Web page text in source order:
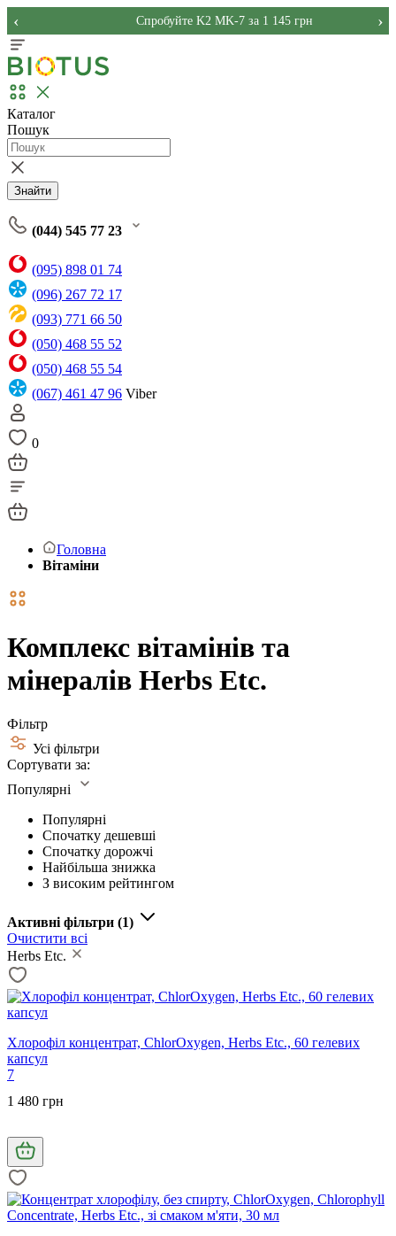
Спробуйте K2 MK-7 за 1 145 грн
‹ ›
Каталог
Пошук
Знайти
(044) 545 77 23
(095) 898 01 74
(096) 267 72 17
(093) 771 66 50
(050) 468 55 52
(050) 468 55 54
(067) 461 47 96 Viber
0
Головна
Вітаміни
Комплекс вітамінів та
мінералів Herbs Etc.
Фільтр
Усі фільтри
Сортувати за:
Популярні
Популярні
Спочатку дешевші
Спочатку дорожчі
Найбільша знижка
З високим рейтингом
Активні фільтри (1)
Очистити всі
Herbs Etc.
Хлорофіл концентрат, ChlorOxygen, Herbs Etc., 60 гелевих
капсул
7
1 480 грн